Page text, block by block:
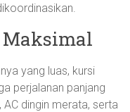
Maksimal
yang luas, kursi
perjalanan panjang
dingin merata, serta